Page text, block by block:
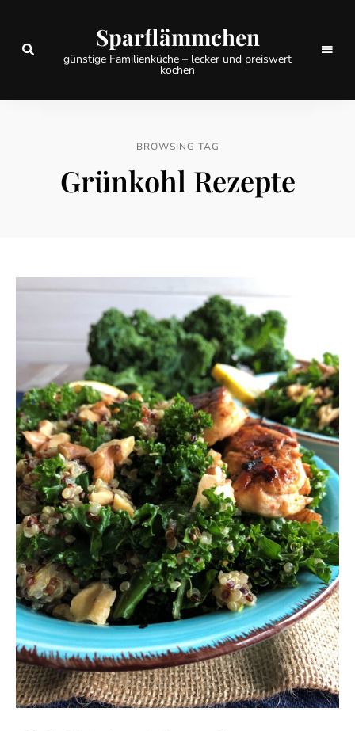
Sparflämmchen
günstige Familienküche – lecker und preiswert
kochen
BROWSING TAG
Grünkohl Rezepte